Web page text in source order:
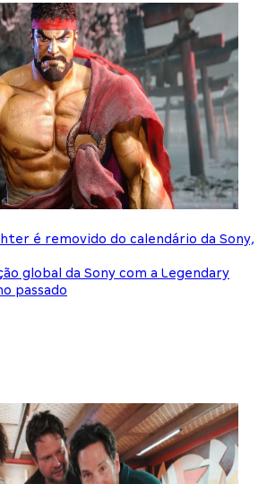
é removido do calendário da Sony,
global da Sony com a Legendary
passado